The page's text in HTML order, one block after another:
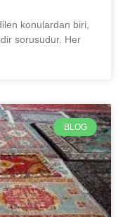
konulardan biri,
sorusudur. Her
BLOG